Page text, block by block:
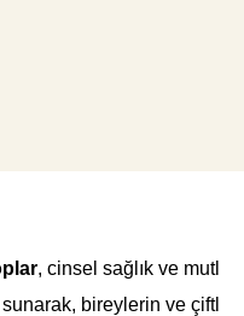
, cinsel sağlık ve mutl
bireylerin ve çiftl